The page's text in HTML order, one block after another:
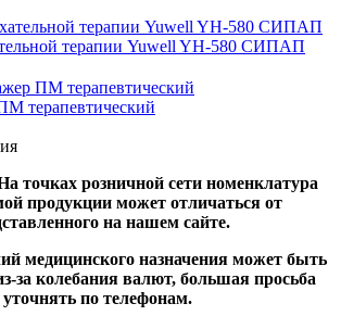
терапии Yuwell YH-580 СИПАП
терапевтический
розничной сети номенклатура
продукции может отличаться от
на нашем сайте.
медицинского назначения может быть
за колебания валют, большая просьба
уточнять по телефонам.